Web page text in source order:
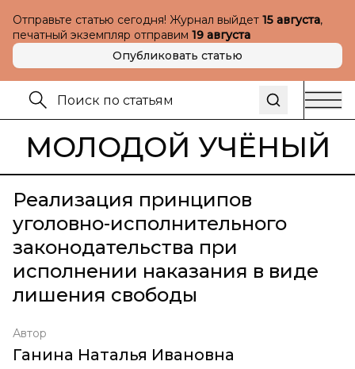
Отправьте статью сегодня! Журнал выйдет 15 августа,
печатный экземпляр отправим 19 августа
Опубликовать статью
МОЛОДОЙ УЧЁНЫЙ
Реализация принципов
уголовно-исполнительного
законодательства при
исполнении наказания в виде
лишения свободы
Автор
Ганина Наталья Ивановна